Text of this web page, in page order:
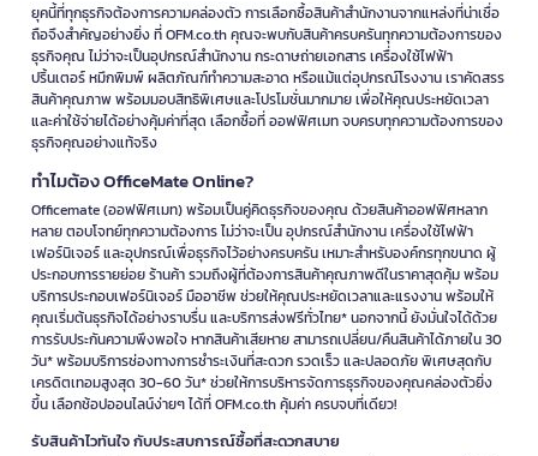
ยุคนี้ที่ทุกธุรกิจต้องการความคล่องตัว การเลือกซื้อสินค้าสำนักงานจากแหล่งที่น่าเชื่อ
ถือจึงสำคัญอย่างยิ่ง ที่ OFM.co.th คุณจะพบกับสินค้าครบครันทุกความต้องการของ
ธุรกิจคุณ ไม่ว่าจะเป็นอุปกรณ์สำนักงาน กระดาษถ่ายเอกสาร เครื่องใช้ไฟฟ้า
ปริ้นเตอร์ หมึกพิมพ์ ผลิตภัณฑ์ทำความสะอาด หรือแม้แต่อุปกรณ์โรงงาน เราคัดสรร
สินค้าคุณภาพ พร้อมมอบสิทธิพิเศษและโปรโมชั่นมากมาย เพื่อให้คุณประหยัดเวลา
และค่าใช้จ่ายได้อย่างคุ้มค่าที่สุด เลือกซื้อที่ ออฟฟิศเมท จบครบทุกความต้องการของ
ธุรกิจคุณอย่างแท้จริง
ทำไมต้อง OfficeMate Online?
Officemate (ออฟฟิศเมท) พร้อมเป็นคู่คิดธุรกิจของคุณ ด้วยสินค้าออฟฟิศหลาก
หลาย ตอบโจทย์ทุกความต้องการ ไม่ว่าจะเป็น อุปกรณ์สำนักงาน เครื่องใช้ไฟฟ้า
เฟอร์นิเจอร์ และอุปกรณ์เพื่อธุรกิจไว้อย่างครบครัน เหมาะสำหรับองค์กรทุกขนาด ผู้
ประกอบการรายย่อย ร้านค้า รวมถึงผู้ที่ต้องการสินค้าคุณภาพดีในราคาสุดคุ้ม พร้อม
บริการประกอบเฟอร์นิเจอร์ มืออาชีพ ช่วยให้คุณประหยัดเวลาและแรงงาน พร้อมให้
คุณเริ่มต้นธุรกิจได้อย่างราบรื่น และบริการส่งฟรีทั่วไทย* นอกจากนี้ ยังมั่นใจได้ด้วย
การรับประกันความพึงพอใจ หากสินค้าเสียหาย สามารถเปลี่ยน/คืนสินค้าได้ภายใน 30
วัน* พร้อมบริการช่องทางการชำระเงินที่สะดวก รวดเร็ว และปลอดภัย พิเศษสุดกับ
เครดิตเทอมสูงสุด 30-60 วัน* ช่วยให้การบริหารจัดการธุรกิจของคุณคล่องตัวยิ่ง
ขึ้น เลือกช้อปออนไลน์ง่ายๆ ได้ที่ OFM.co.th คุ้มค่า ครบจบที่เดียว!
รับสินค้าไวทันใจ กับประสบการณ์ซื้อที่สะดวกสบาย